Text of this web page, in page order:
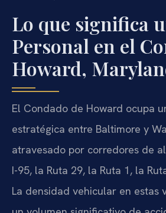
Lo que significa
Personal en el
Howard,
El Condado de Howard ocupa
estratégica entre Baltimore y
atravesado por corredores de
I-95, la Ruta 29, la Ruta 1, la
La densidad vehicular en estas